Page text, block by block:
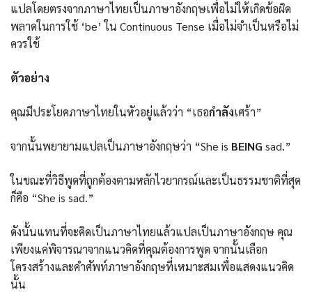
แปลโดยตรงจากภาษาไทยเป็นภาษาอังกฤษเพื่อไม่ให้เกิดข้อผิด
พลาดในการใช้ ‘be’ ใน Continuous Tense เมื่อไม่จำเป็นหรือไม่
ควรใช้
ตัวอย่าง
คุณมีประโยคภาษาไทยในหัวอยู่แล้วว่า “เธอกำลังเศร้า”
จากนั้นพยายามแปลเป็นภาษาอังกฤษว่า “She is BEING sad.”
ในขณะที่วิธีพูดที่ถูกต้องตามหลักไวยากรณ์และเป็นธรรมชาติที่สุด
ก็คือ “She is sad.”
ดังนั้นแทนที่จะคิดเป็นภาษาไทยแล้วแปลเป็นภาษาอังกฤษ คุณ
เพียงแค่พิจารณาจากแนวคิดที่คุณต้องการพูด จากนั้นเลือก
โครงสร้างและคำศัพท์ภาษาอังกฤษที่เหมาะสมเพื่อแสดงแนวคิด
นั้น